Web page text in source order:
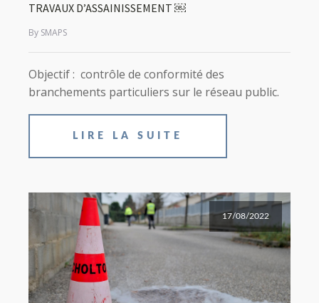
TRAVAUX D’ASSAINISSEMENT ￼
By SMAPS
Objectif : contrôle de conformité des
branchements particuliers sur le réseau public.
LIRE LA SUITE
17/08/2022